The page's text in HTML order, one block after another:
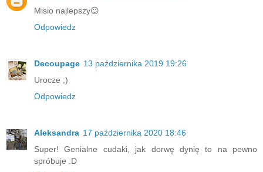
Misio najlepszy😉
Odpowiedz
Decoupage 13 października 2019 19:26
Urocze ;)
Odpowiedz
Aleksandra 17 października 2020 18:46
Super! Genialne cudaki, jak dorwę dynię to na pewno
spróbuje :D